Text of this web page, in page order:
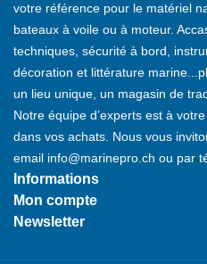
votre référence pour le matériel
bateaux à voile ou à moteur.
techniques, sécurité à bord,
décoration et littérature
un lieu unique, un magasin de
Notre équipe d’experts est à
dans vos achats. Nous vous
email info@marinepro.ch ou par
Informations
Mon compte
Newsletter